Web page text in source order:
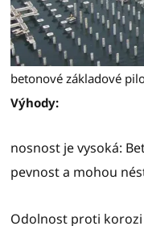
betonové základové
Výhody:
nosnost je vysoká:
pevnost a mohou
Odolnost proti korozi